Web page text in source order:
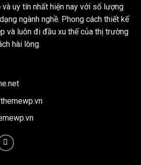
uy tín nhất hiện nay với số lượng
ngành nghề. Phong cách thiết kế
và luôn đi đầu xu thế của thị trường
hài lòng.